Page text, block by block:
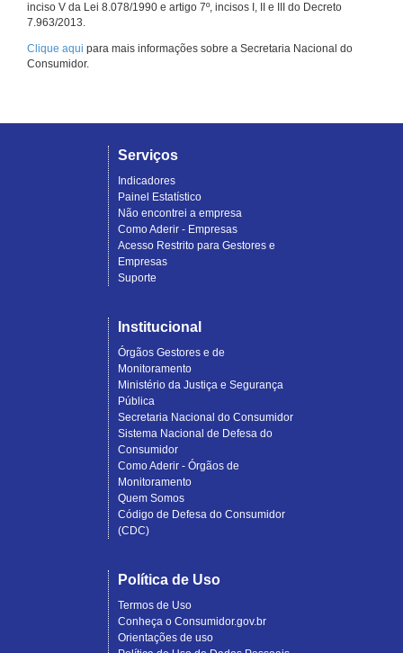
inciso V da Lei 8.078/1990 e artigo 7º, incisos I, II e III do Decreto
7.963/2013.
Clique aqui para mais informações sobre a Secretaria Nacional do
Consumidor.
Serviços
Indicadores
Painel Estatístico
Não encontrei a empresa
Como Aderir - Empresas
Acesso Restrito para Gestores e
Empresas
Suporte
Institucional
Órgãos Gestores e de
Monitoramento
Ministério da Justiça e Segurança
Pública
Secretaria Nacional do Consumidor
Sistema Nacional de Defesa do
Consumidor
Como Aderir - Órgãos de
Monitoramento
Quem Somos
Código de Defesa do Consumidor
(CDC)
Política de Uso
Termos de Uso
Conheça o Consumidor.gov.br
Orientações de uso